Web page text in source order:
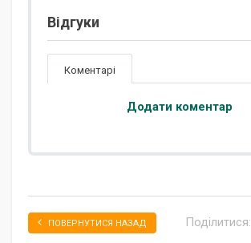
Відгуки
Коментарі
Додати коментар
ПОВЕРНУТИСЯ НАЗАД Поділитися: